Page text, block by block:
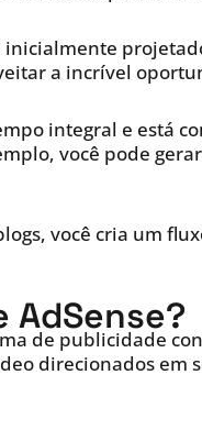
inicialmente
a incrível
integral e está
você pode
você cria um
AdSense?
de publicidade
direcionados em